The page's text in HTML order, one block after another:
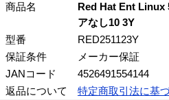
商品名
Red Hat Ent
アなし10 3Y
型番
RED251123Y
保証条件
メーカー保証
JANコード
4526491554144
返品について
特定商取引法に基